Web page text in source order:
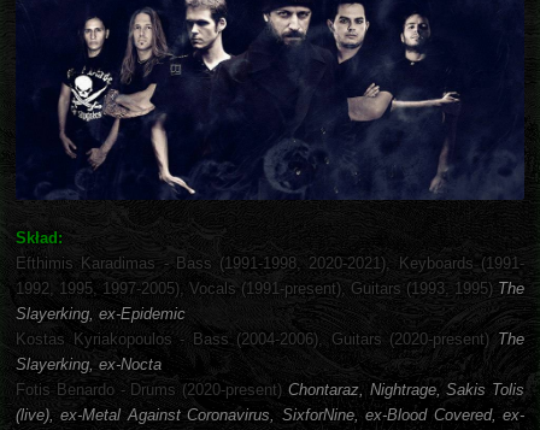
Skład:
Efthimis Karadimas - Bass (1991-1998, 2020-2021), Keyboards (1991-
1992, 1995, 1997-2005), Vocals (1991-present), Guitars (1993, 1995) The
Slayerking, ex-Epidemic
Kostas Kyriakopoulos - Bass (2004-2006), Guitars (2020-present) The
Slayerking, ex-Nocta
Fotis Benardo - Drums (2020-present) Chontaraz, Nightrage, Sakis Tolis
(live), ex-Metal Against Coronavirus, SixforNine, ex-Blood Covered, ex-